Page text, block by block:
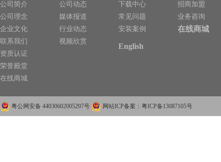
公司简介
公司理念
企业文化
联系我们
资质认证
荣誉殿堂
在线商城
公司动态
媒体报道
行业动态
视频欣赏
下载中心
常见问题
安装案例
招商加盟
业务咨询
在线商城
English
粤公网安备 44030602005297号 网站ICP备案：粤ICP备13087105号